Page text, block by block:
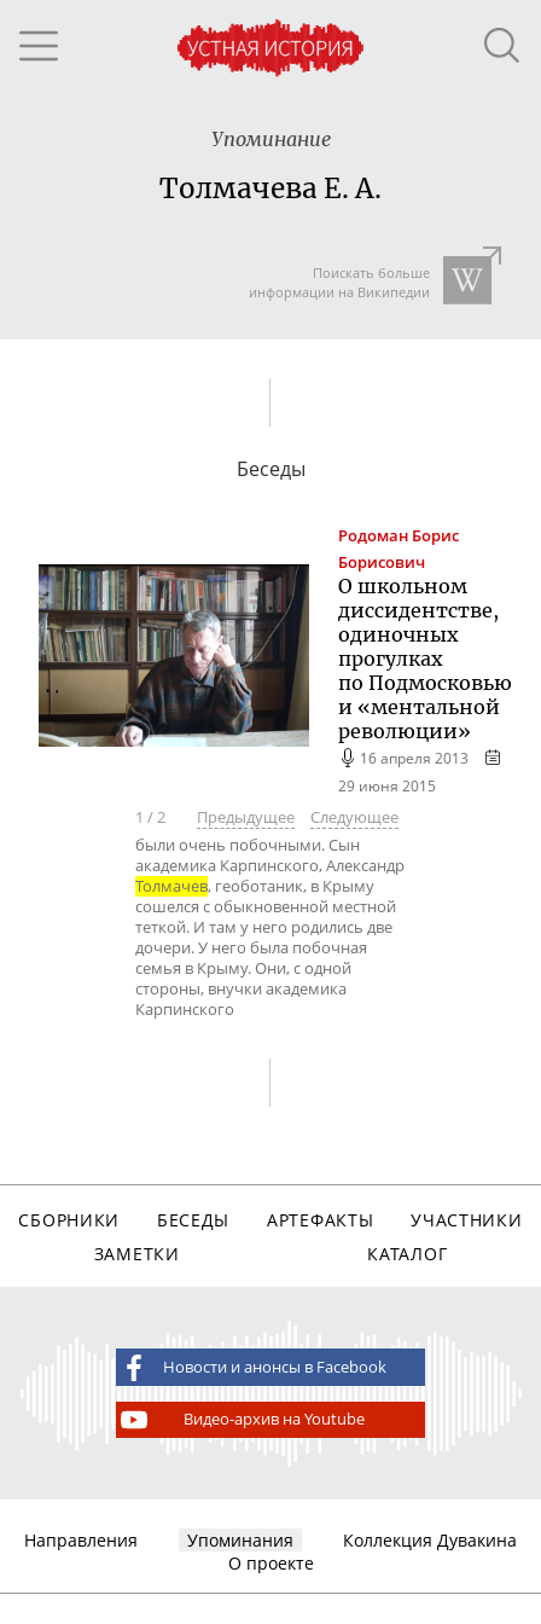
Упоминание
Толмачева Е. А.
Поискать больше
информации на Википедии
Беседы
Родоман Борис
Борисович
О школьном
диссидентстве,
одиночных
прогулках
по Подмосковью
и «ментальной
революции»
16 апреля 2013
29 июня 2015
1 /2 Предыдущее
Следующее
были очень побочными. Сын
академика Карпинского, Александр
Толмачев, геоботаник, в Крыму
сошелся с обыкновенной местной
теткой. И там у него родились две
дочери. У него была побочная
семья в Крыму. Они, с одной
стороны, внучки академика
Карпинского
СБОРНИКИ БЕСЕДЫ АРТЕФАКТЫ
УЧАСТНИКИ
ЗАМЕТКИ
КАТАЛОГ
Новости и анонсы в Facebook
Видео-архив на Youtube
Направления Упоминания
Коллекция Дувакина
О проекте